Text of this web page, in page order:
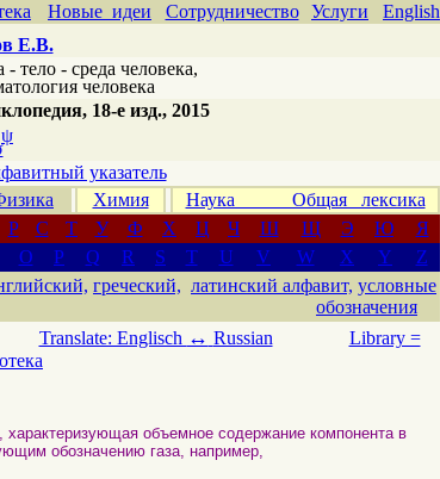
Новые идеи Сотрудничество Услуги
English
Е.В.
- среда человека,
человека
18-е изд., 2015
ψ
указатель
Химия
Наука Общая лексика
Р С Т У Ф Х Ц Ч Ш Щ Э Ю
Я
O P Q R S T U V W X Y
Z
греческий, латинский алфавит, условные
обозначения
Translate: Englisch ↔ Russian
Library =
, характеризующая объемное содержание компонента в
обозначению газа, например,